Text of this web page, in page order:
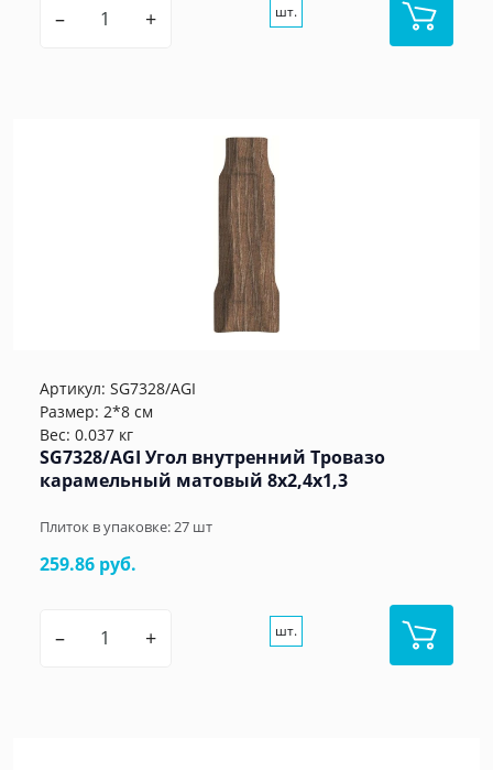
– + шт.
Артикул: SG7328/AGI
Размер: 2*8 см
Вес: 0.037 кг
SG7328/AGI Угол внутренний Тровазо
карамельный матовый 8x2,4x1,3
Плиток в упаковке:27 шт
259.86 руб.
– + шт.